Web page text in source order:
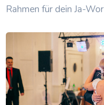
Rahmen für dein Ja-